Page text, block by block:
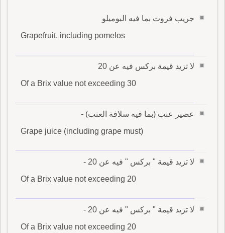
جريب فروت بما فيه البوميلو
Grapefruit, including pomelos
لا تزيد قيمة بركس فيه عن 20
Of a Brix value not exceeding 30
عصير عنب (بما فيه سلافة العنب) -
Grape juice (including grape must)
لا تزيد قيمة " بركس " فيه عن 20 -
Of a Brix value not exceeding 20
لا تزيد قيمة " بركس " فيه عن 20 -
Of a Brix value not exceeding 20